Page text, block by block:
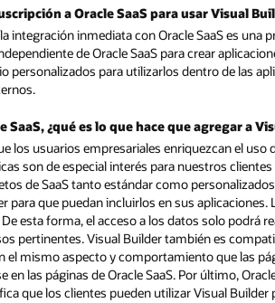
a Oracle SaaS para usar Visual
integración inmediata con Oracle SaaS es una
de Oracle SaaS para crear
personalizados para utilizarlos dentro de las
SaaS, ¿qué es lo que hace que agregar a
los usuarios empresariales enriquezcan el uso
son de especial interés para nuestros
de SaaS tanto estándar como
para que puedan incluirlos en sus
De esta forma, el acceso a los datos solo podrá
pertinentes. Visual Builder también es
el mismo aspecto y comportamiento que las
en las páginas de Oracle SaaS. Por último,
que los clientes pueden utilizar Visual